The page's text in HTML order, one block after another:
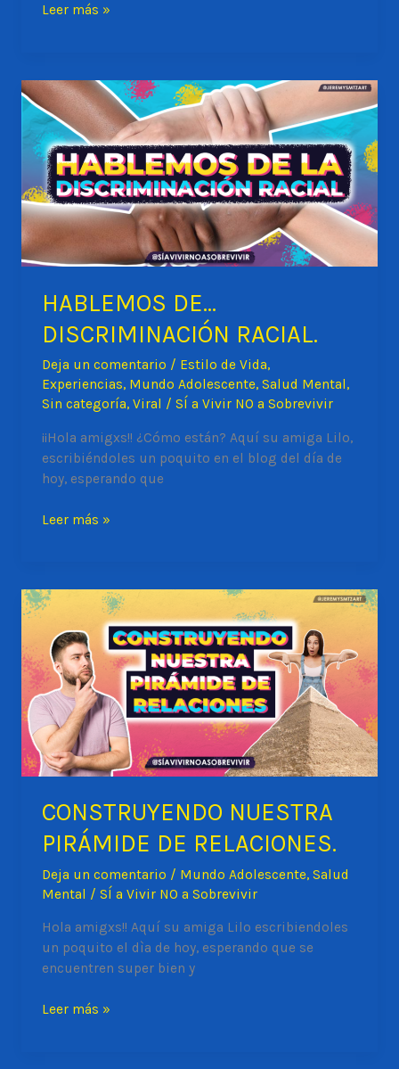
¿HAS
Leer más »
HABLEMOS DE…
DISCRIMINACIÓN RACIAL.
Deja un comentario / Estilo de Vida,
Experiencias, Mundo Adolescente,Salud Mental,
Sin categoría,Viral /SÍ a Vivir NO a Sobrevivir
¡¡Hola amigxs!! ¿Cómo están? Aquí su amiga Lilo,
escribiéndoles un poquito en el blog del día de
hoy, esperando que
HABLEMOS
Leer más »
CONSTRUYENDO NUESTRA
PIRÁMIDE DE RELACIONES.
Deja un comentario / Mundo Adolescente,Salud
Mental /SÍ a Vivir NO a Sobrevivir
Hola amigxs!! Aquí su amiga Lilo escribiendoles
un poquito el dìa de hoy, esperando que se
encuentren super bien y
CONSTRUYENDO
Leer más »